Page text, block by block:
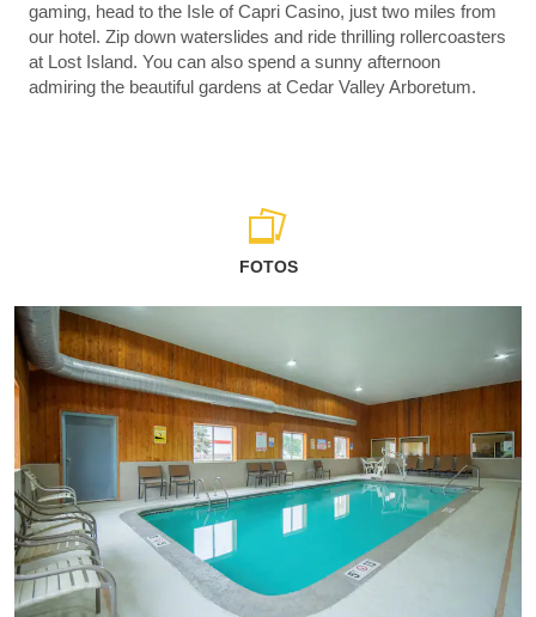
gaming, head to the Isle of Capri Casino, just two miles from
our hotel. Zip down waterslides and ride thrilling rollercoasters
at Lost Island. You can also spend a sunny afternoon
admiring the beautiful gardens at Cedar Valley Arboretum.
FOTOS